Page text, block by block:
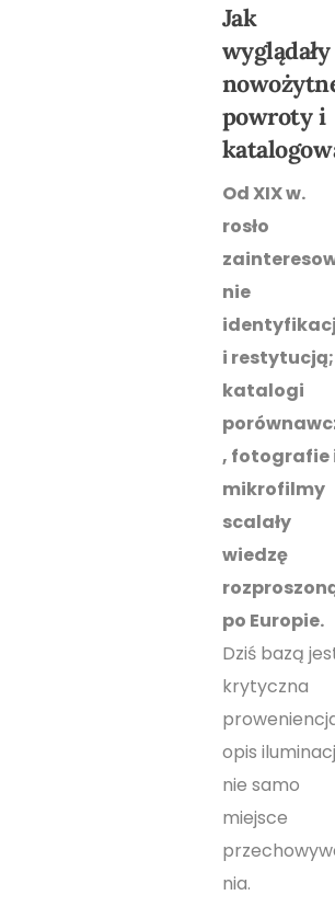
Jak
wyglądały
powroty i
Od XIX w.
rosło
nie
i restytucją;
katalogi
, fotografie
mikrofilmy
scalały
wiedzę
po Europie.
Dziś bazą
krytyczna
opis
nie samo
miejsce
nia.